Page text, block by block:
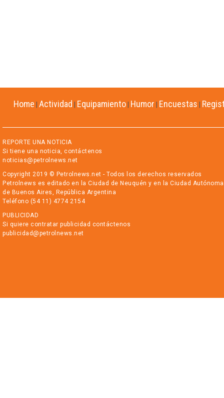
Home Actividad Equipamiento Humor Encuestas
REPORTE UNA NOTICIA
Si tiene una noticia, contáctenos
noticias@petrolnews.net
Copyright 2019 © Petrolnews.net - Todos los derechos reservados
Petrolnews es editado en la Ciudad de Neuquén y en la Ciudad Autónoma
de Buenos Aires, República Argentina
Teléfono (54 11) 4774 2154
PUBLICIDAD
Si quiere contratar publicidad contáctenos
publicidad@petrolnews.net